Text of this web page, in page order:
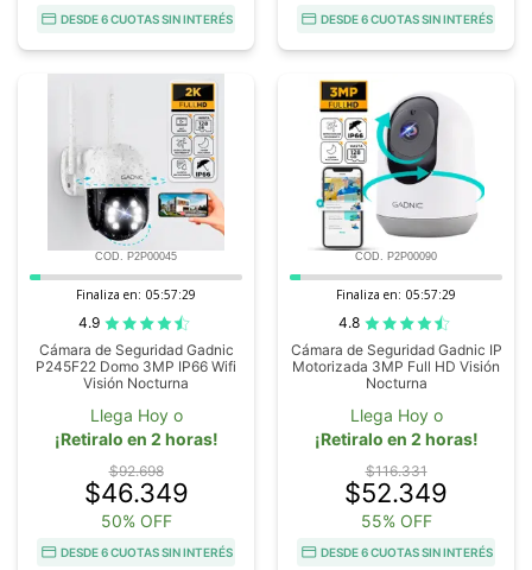
DESDE 6 CUOTAS SIN INTERÉS DESDE 6 CUOTAS SIN INTERÉS
COD. P2P00045
Finaliza en: 05:57:28
4.9
Cámara de Seguridad Gadnic
P245F22 Domo 3MP IP66 Wifi
Visión Nocturna
Llega Hoy o
¡Retiralo en 2 horas!
$92.698
$46.349
50% OFF
DESDE 6 CUOTAS SIN INTERÉS
COD. P2P00090
Finaliza en: 05:57:28
4.8
Cámara de Seguridad Gadnic IP
Motorizada 3MP Full HD Visión
Nocturna
Llega Hoy o
¡Retiralo en 2 horas!
$116.331
$52.349
55% OFF
DESDE 6 CUOTAS SIN INTERÉS